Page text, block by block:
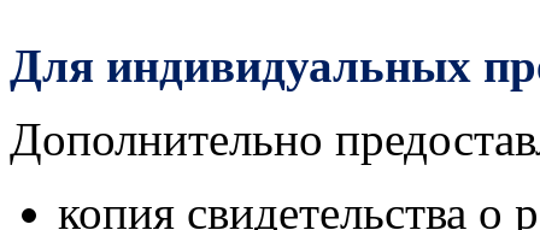
Для индивидуальных
Дополнительно
копия свидетельства о